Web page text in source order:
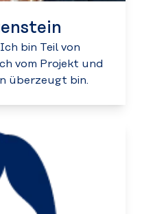
Ich bin Teil von
vom Projekt und
überzeugt bin.